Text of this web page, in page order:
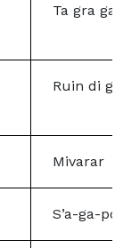
Ta gra
Ruin di
Mivarar
S’a-ga-po